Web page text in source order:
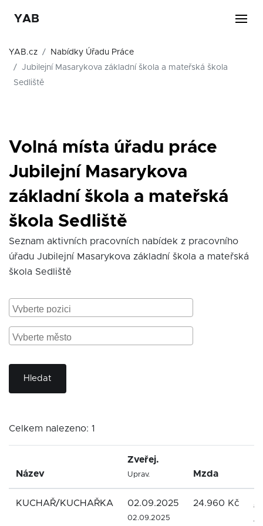
YAB
YAB.cz
Nabídky Úřadu Práce
Jubilejní Masarykova základní škola a mateřská škola
Sedliště
Volná místa úřadu práce
Jubilejní Masarykova
základní škola a mateřská
škola Sedliště
Seznam aktivních pracovních nabídek z pracovního
úřadu Jubilejní Masarykova základní škola a mateřská
škola Sedliště
Hledat
Celkem nalezeno: 1
Název
Zveřej.
Uprav. Mzda
KUCHAŘ/KUCHAŘKA 02.09.2025
02.09.2025
24.960 Kč